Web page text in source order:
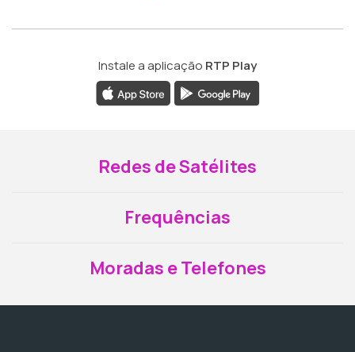
Instale a aplicação RTP Play
Redes de Satélites
Frequências
Moradas e Telefones